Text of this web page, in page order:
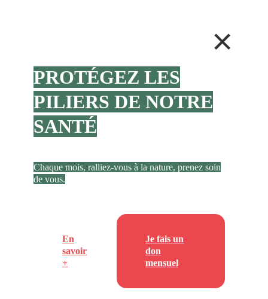
PROTÉGEZ LES
PILIERS DE NOTRE
SANTÉ
Chaque mois, ralliez-vous à la nature, prenez soin
de vous.
En
savoir
+
Je fais un
don
mensuel